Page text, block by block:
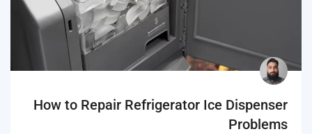
How to Repair Refrigerator Ice Dispenser
Problems